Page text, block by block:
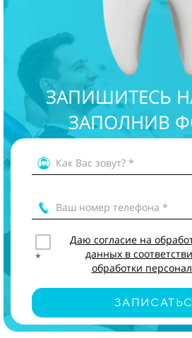
ЗАПИШИТЕСЬ
ЗАПОЛНИВ
Как Вас зовут? *
Ваш номер телефона *
*
Даю согласие на
данных в
обработки